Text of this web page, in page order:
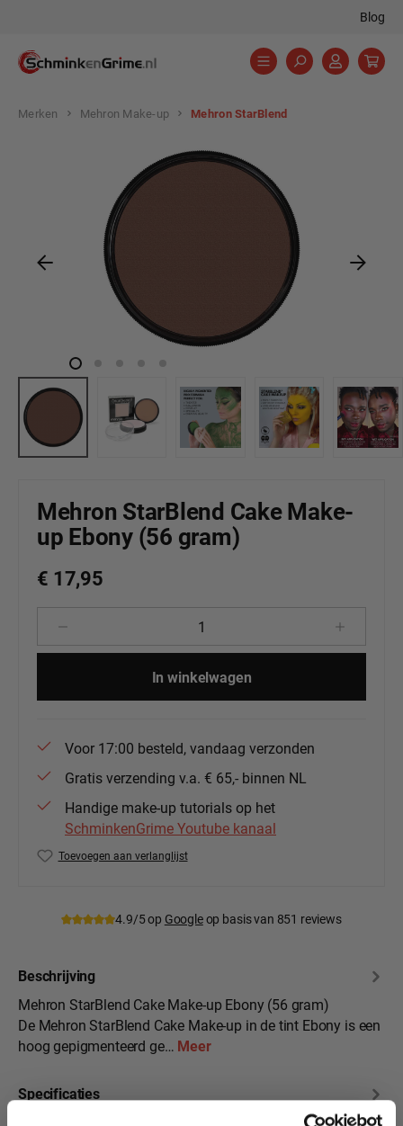
Blog
Merken Mehron Make-up Mehron StarBlend
Afbeeldingengalerij overslaan
Mehron StarBlend Cake Make-
up Ebony (56 gram)
€ 17,95
Producthoeveelheid: Voer de
In winkelwagen
Voor 17:00 besteld, vandaag verzonden
Gratis verzending v.a. € 65,- binnen NL
Handige make-up tutorials op het
SchminkenGrime Youtube kanaal
Toevoegen aan verlanglijst
4.9/5 op Googleop basis van 851 reviews
Beschrijving
Mehron StarBlend Cake Make-up Ebony (56 gram)
De Mehron StarBlend Cake Make-up in de tint Ebony is een
hoog gepigmenteerd ge… Meer
Specificaties